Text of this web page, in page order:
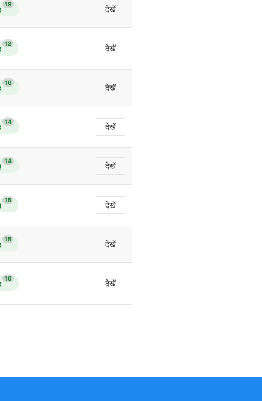
18 देखें
12 देखें
16 देखें
14 देखें
14 देखें
15 देखें
15 देखें
16 देखें